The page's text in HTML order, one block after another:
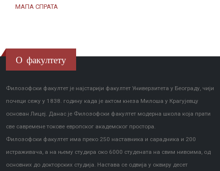
МАПА СПРАТА
О факултету
Филозофски факултет је најстарији факултет Универзитета у Београду, чији
почеци сежу у 1838. годину када је актом кнеза Милоша у Крагујевцу
основан Лицеј. Данас је Филозофски факултет модерна школа која прати
све савремене токове европског академског простора.
Филозофски факултет има преко 250 наставника и сарадника и 200
истраживача, а на њему студира око 6000 студената на свим нивоима, од
основних до докторских студија. Настава се одвија у оквиру десет